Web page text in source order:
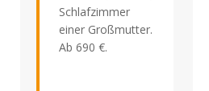
Schlafzimmer
einer Großmutter.
Ab 690 €.